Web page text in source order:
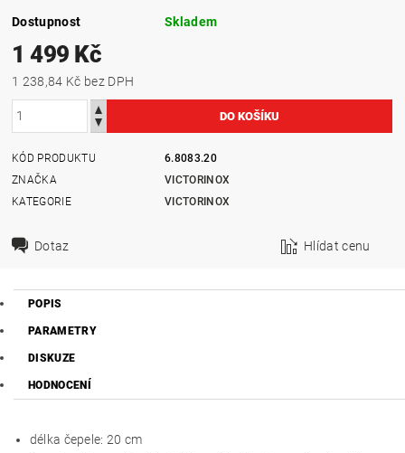
Dostupnost Skladem
1 499 Kč
1 238,84 Kč bez DPH
KÓD PRODUKTU
6.8083.20
ZNAČKA
VICTORINOX
KATEGORIE
VICTORINOX
Dotaz Hlídat cenu
POPIS
PARAMETRY
DISKUZE
HODNOCENÍ
délka čepele: 20 cm